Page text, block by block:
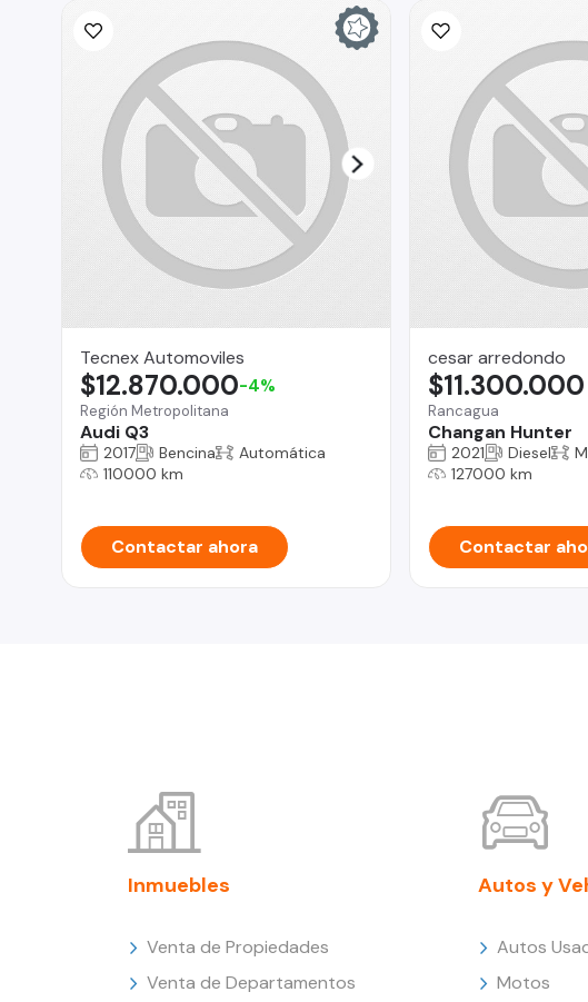
Tecnex Automoviles
Región Metropolitana
Audi Q3
$12.870.000-4%
2017 Bencina
Automática
110000 km
Contactar ahora
cesar arredondo
Rancagua
Changan Hunter
$11.300.000
2021 Diesel
127000 km
Contactar
Inmuebles
Venta de Propiedades
Venta de Departamentos
Autos y
Autos
Motos